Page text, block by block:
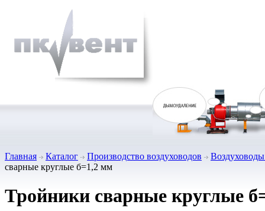
Главная Каталог Производство воздуховодов
сварные круглые б=1,2 мм
Тройники сварные круглые